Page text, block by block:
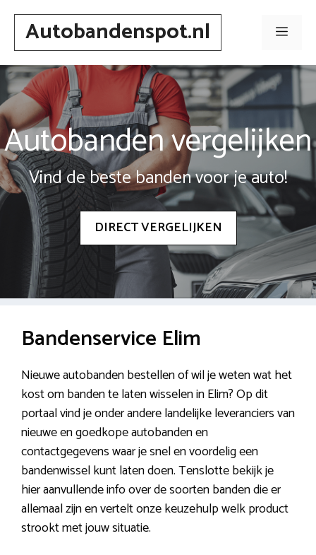
Spring
inhoudAutobandenspot.nl Menu
Autobanden vergelijken
Vind de beste banden voor je auto!
DIRECT VERGELIJKEN
Bandenservice Elim
Nieuwe autobanden bestellen of wil je weten wat het
kost om banden te laten wisselen in Elim? Op dit
portaal vind je onder andere landelijke leveranciers van
nieuwe en goedkope autobanden en
contactgegevens waar je snel en voordelig een
bandenwissel kunt laten doen. Tenslotte bekijk je
hier aanvullende info over de soorten banden die er
allemaal zijn en vertelt onze keuzehulp welk product
strookt met jouw situatie.